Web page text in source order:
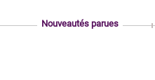
Nouveautés parues